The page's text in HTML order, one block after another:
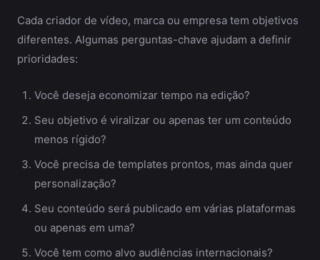
Cada criador de vídeo, marca ou empresa tem objetivos
diferentes. Algumas perguntas-chave ajudam a definir
prioridades:
Você deseja economizar tempo na edição?
Seu objetivo é viralizar ou apenas ter um conteúdo
menos rígido?
Você precisa de templates prontos, mas ainda quer
personalização?
Seu conteúdo será publicado em várias plataformas
ou apenas em uma?
Você tem como alvo audiências internacionais?